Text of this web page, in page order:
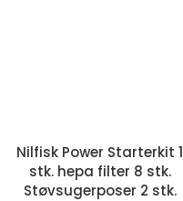
Nilfisk Power Starterkit 1
stk. hepa filter 8 stk.
Støvsugerposer 2 stk.